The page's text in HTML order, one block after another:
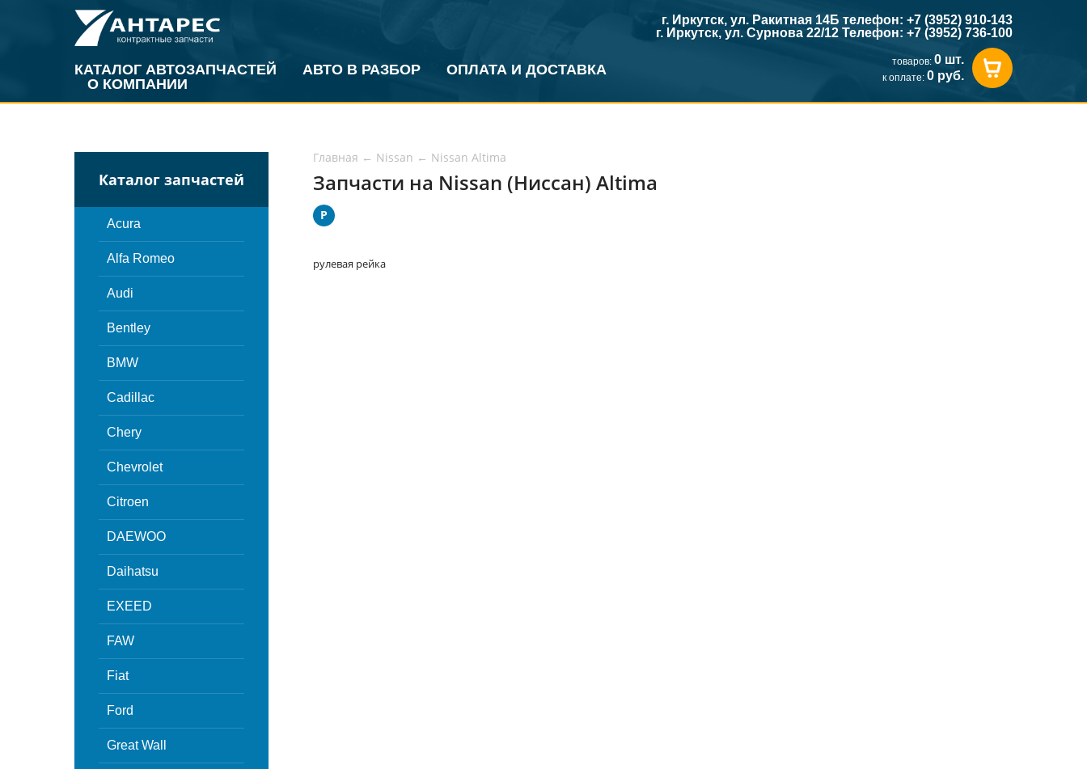
КАТАЛОГ АВТОЗАПЧАСТЕЙ АВТО В РАЗБОР
ОПЛАТА И ДОСТАВКА
О КОМПАНИИ
г. Иркутск, ул. Ракитная 14Б телефон: +7 (3952) 910-143
г. Иркутск, ул. Сурнова 22/12 Телефон: +7 (3952) 736-100
товаров: 0 шт.
к оплате: 0 руб.
Каталог запчастей
Acura
Alfa Romeo
Audi
Bentley
BMW
Cadillac
Chery
Chevrolet
Citroen
DAEWOO
Daihatsu
EXEED
FAW
Fiat
Ford
Great Wall
Главная ← Nissan ← Nissan Altima
Запчасти на Nissan (Ниссан) Altima
Р
рулевая рейка